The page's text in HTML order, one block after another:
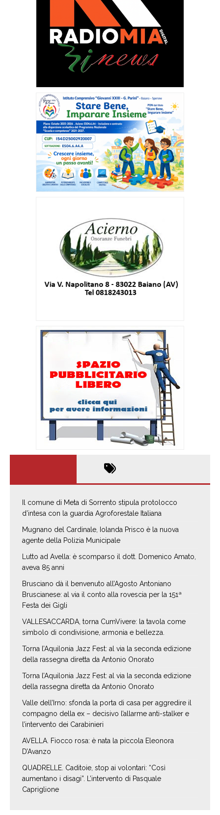
Il comune di Meta di Sorrento stipula protolocco
d’intesa con la guardia Agroforestale Italiana
Mugnano del Cardinale, Iolanda Prisco è la nuova
agente della Polizia Municipale
Lutto ad Avella: è scomparso il dott. Domenico Amato,
aveva 85 anni
Brusciano dà il benvenuto all’Agosto Antoniano
Bruscianese: al via il conto alla rovescia per la 151ª
Festa dei Gigli
VALLESACCARDA, torna CumVivere: la tavola come
simbolo di condivisione, armonia e bellezza.
Torna l’Aquilonia Jazz Fest: al via la seconda edizione
della rassegna diretta da Antonio Onorato
Torna l’Aquilonia Jazz Fest: al via la seconda edizione
della rassegna diretta da Antonio Onorato
Valle dell’Irno: sfonda la porta di casa per aggredire il
compagno della ex – decisivo l’allarme anti-stalker e
l’intervento dei Carabinieri
AVELLA. Fiocco rosa: è nata la piccola Eleonora
D’Avanzo
QUADRELLE. Caditoie, stop ai volontari: “Così
aumentano i disagi”. L’intervento di Pasquale
Capriglione